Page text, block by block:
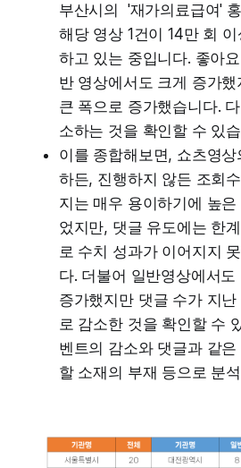
부산시의 '재가의료급여'
해당 영상 1건이 14만 회
하고 있는 중입니다. 좋아
반 영상에서도 크게 증가
큰 폭으로 증가했습니다.
소하는 것을 확인할 수 있
이를 종합해보면, 쇼츠영
하든, 진행하지 않든 조회
지는 매우 용이하기에 높
었지만, 댓글 유도에는 한
로 수치 성과가 이어지지
다. 더불어 일반영상에서
증가했지만 댓글 수가 지
로 감소한 것을 확인할 수
벤트의 감소와 댓글과 같
할 소재의 부재 등으로 분